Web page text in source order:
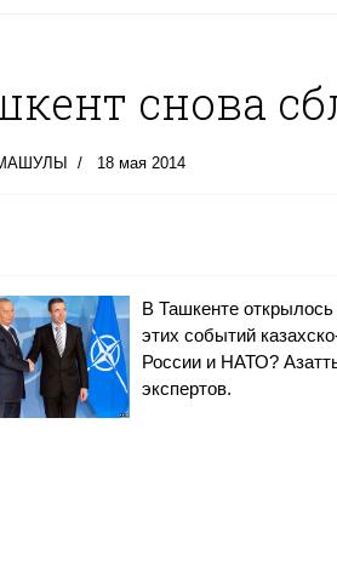
снова
18 мая 2014
В Ташкенте
этих событий
России и НАТО?
экспертов.